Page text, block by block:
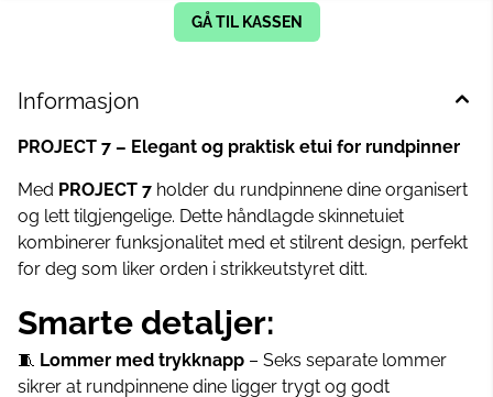
GÅ TIL KASSEN
Informasjon
PROJECT 7 – Elegant og praktisk etui for rundpinner
Med PROJECT 7 holder du rundpinnene dine organisert
og lett tilgjengelige. Dette håndlagde skinnetuiet
kombinerer funksjonalitet med et stilrent design, perfekt
for deg som liker orden i strikkeutstyret ditt.
Smarte detaljer:
🧵 Lommer med trykknapp – Seks separate lommer
sikrer at rundpinnene dine ligger trygt og godt